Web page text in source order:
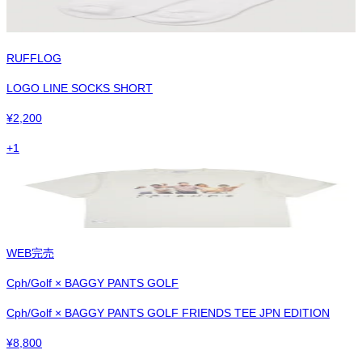
RUFFLOG
LOGO LINE SOCKS SHORT
¥2,200
+1
WEB完売
Cph/Golf × BAGGY PANTS GOLF
Cph/Golf × BAGGY PANTS GOLF FRIENDS TEE JPN EDITION
¥8,800